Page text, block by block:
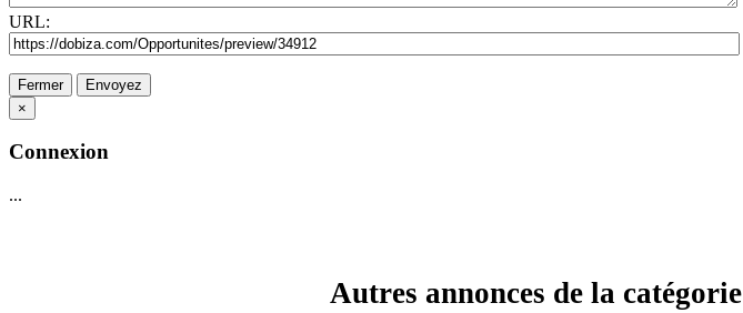
URL:
Fermer
Envoyez
×
Connexion
...
Autres annonces de la catégorie